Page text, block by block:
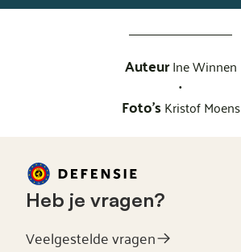
AuteurIne Winnen
•
Foto'sKristof Moens
Heb je vragen?
Veelgestelde vragen